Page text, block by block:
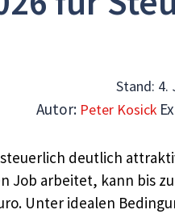
Stand: 4.
Autor: Peter Kosick
deutlich
arbeitet, kann bis zu
Unter idealen